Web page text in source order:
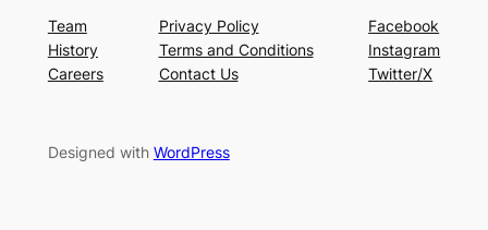
Team
History
Careers
Privacy Policy
Terms and Conditions
Contact Us
Facebook
Instagram
Twitter/X
Designed with WordPress